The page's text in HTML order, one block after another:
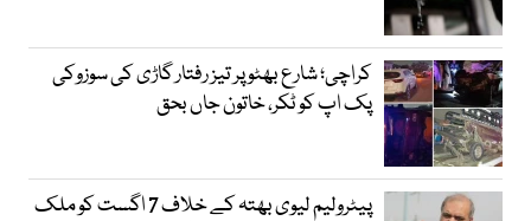
کراچی؛ شارع بھٹو پر تیز رفتار گاڑی کی سوزوکی
پک اپ کو ٹکر، خاتون جاں بحق
پیٹرولیم لیوی بھتہ کے خلاف 7 اگست کو ملک